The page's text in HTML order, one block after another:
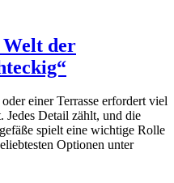
Welt der
einer Terrasse erfordert viel
Jedes Detail zählt, und die
spielt eine wichtige Rolle
Optionen unter